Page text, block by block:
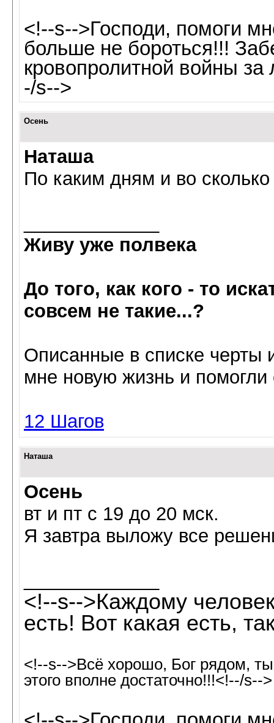
<!--s-->Господи, помоги
больше не бороться!!!
кровопролитной войны
-/s-->
Осень
Наташа
По каким дням и во
Живу уже полвека
До того, как кого - то
совсем не такие...?
Oписанные в списке
мне нoвую жизнь и
12 Шагов
Наташа
Осень
вт и пт с 19 до 20 мск.
Я завтра выложу все
<!--s-->Каждому
есть! Вот какая есть,
<!--s-->Всё хорошо, Бог рядом,
этого вполне достаточно!!!<!--/s-->